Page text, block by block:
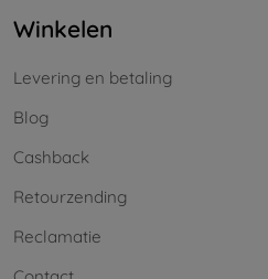
Winkelen
Levering en betaling
Blog
Cashback
Retourzending
Reclamatie